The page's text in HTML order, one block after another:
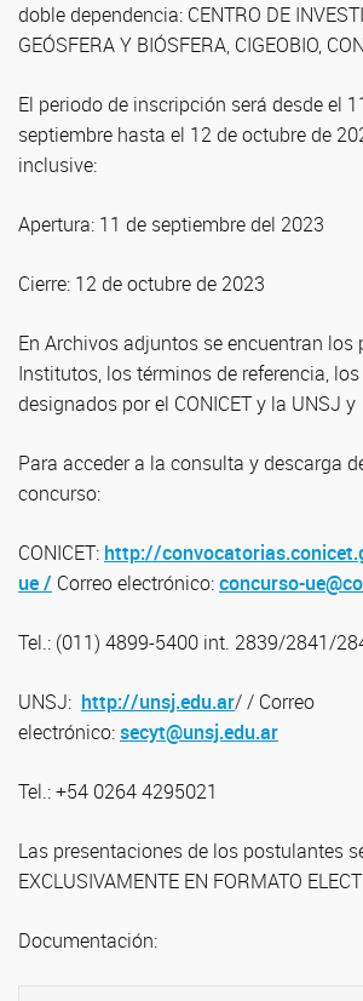
doble dependencia: CENTRO DE
GEÓSFERA Y BIÓSFERA, CIGEOBIO,
El periodo de inscripción será desde el
septiembre hasta el 12 de octubre de
inclusive:
Apertura: 11 de septiembre del 2023
Cierre: 12 de octubre de 2023
En Archivos adjuntos se encuentran los
Institutos, los términos de referencia,
designados por el CONICET y la UNSJ
Para acceder a la consulta y descarga
concurso:
CONICET: http://
ue / Correo electrónico:concurso-
Tel.: (011) 4899-5400 int. 2839/2841/
UNSJ: http://unsj.edu.ar/ / Correo
electrónico:secyt@unsj.edu.ar
Tel.: +54 0264 4295021
Las presentaciones de los postulantes
EXCLUSIVAMENTE EN FORMATO
Documentación: